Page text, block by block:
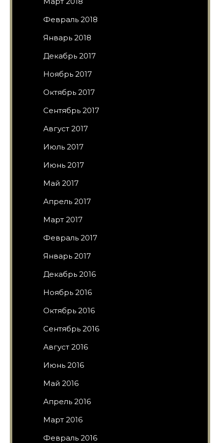
Февраль 2018
Январь 2018
Декабрь 2017
Ноябрь 2017
Октябрь 2017
Сентябрь 2017
Август 2017
Июль 2017
Июнь 2017
Май 2017
Апрель 2017
Март 2017
Февраль 2017
Январь 2017
Декабрь 2016
Ноябрь 2016
Октябрь 2016
Сентябрь 2016
Август 2016
Июнь 2016
Май 2016
Апрель 2016
Март 2016
Февраль 2016